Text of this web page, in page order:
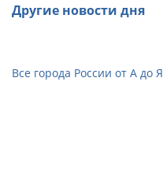
Другие новости дня
Все города России от А до Я